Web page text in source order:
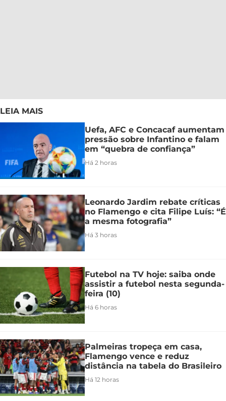
LEIA MAIS
Uefa, AFC e Concacaf aumentam
pressão sobre Infantino e falam
em “quebra de confiança”
Há 2 horas
Leonardo Jardim rebate críticas
no Flamengo e cita Filipe Luís: “É
a mesma fotografia”
Há 3 horas
Futebol na TV hoje: saiba onde
assistir a futebol nesta segunda-
feira (10)
Há 6 horas
Palmeiras tropeça em casa,
Flamengo vence e reduz
distância na tabela do Brasileiro
Há 12 horas